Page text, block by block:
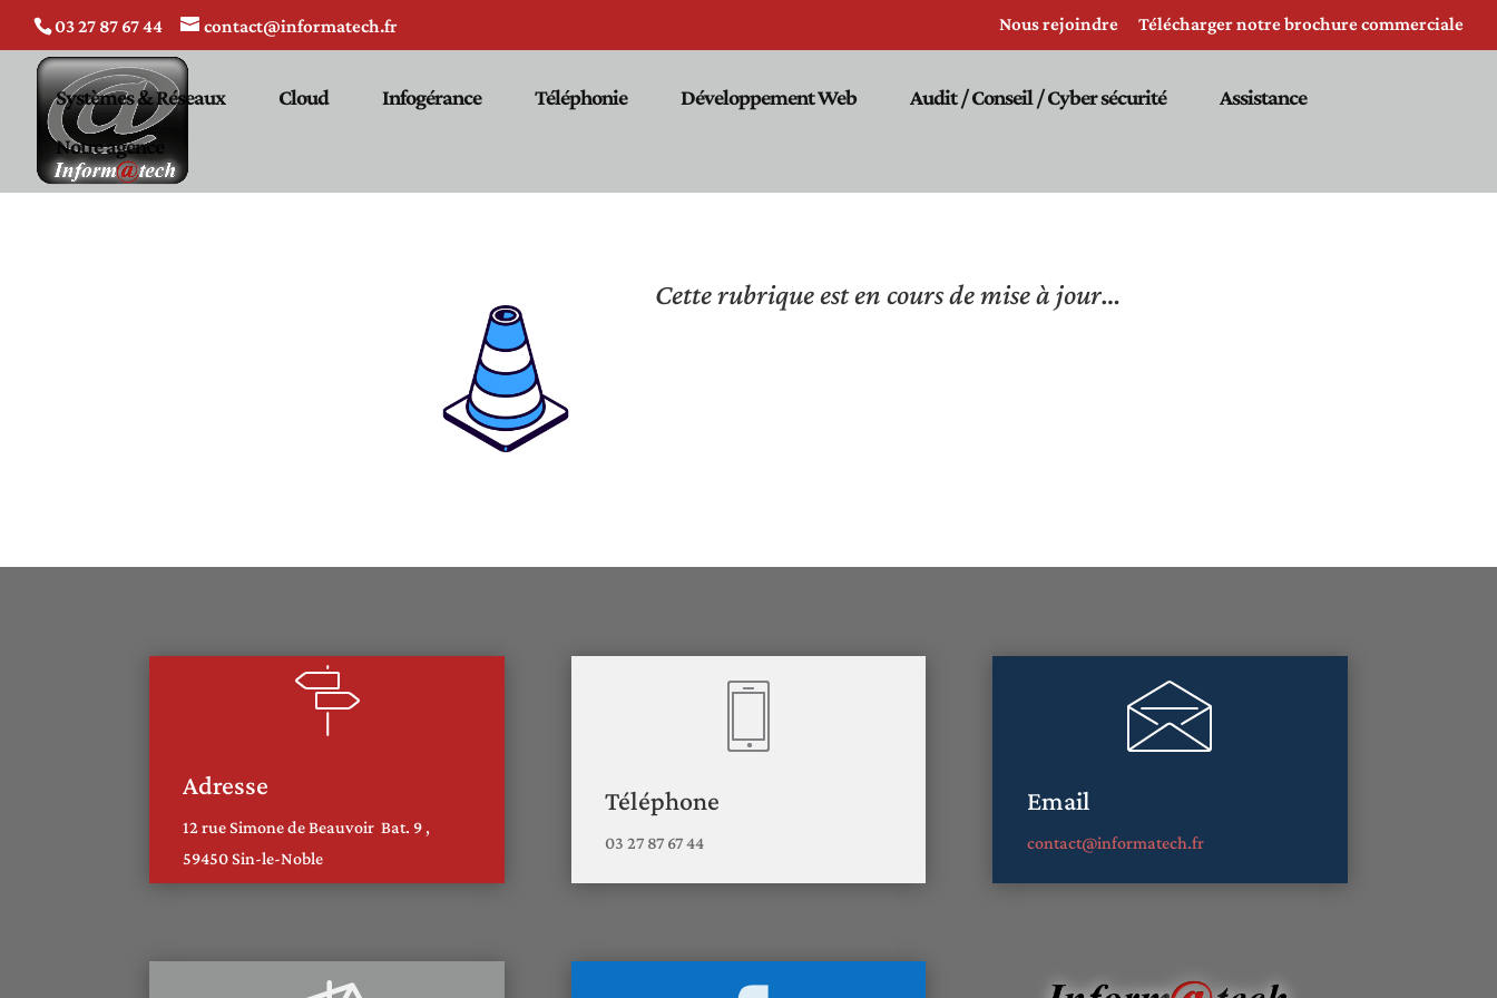
03 27 87 67 44 contact@informatech.fr Nous rejoindre Télécharger notre brochure commerciale
Systèmes & Réseaux Cloud Infogérance Téléphonie Développement Web Audit / Conseil / Cyber sécurité
Assistance
Notre agence
Cette rubrique est en cours de mise à jour…
Adresse
12 rue Simone de Beauvoir Bat. 9 ,
59450 Sin-le-Noble
Téléphone
03 27 87 67 44
Email
contact@informatech.fr